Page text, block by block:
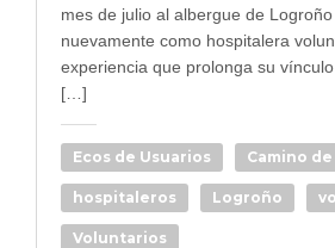
mes de julio al albergue de
nuevamente como hospitalera
experiencia que prolonga su
[…]
Ecos de Usuarios Camino
hospitaleros Logroño
Voluntarios